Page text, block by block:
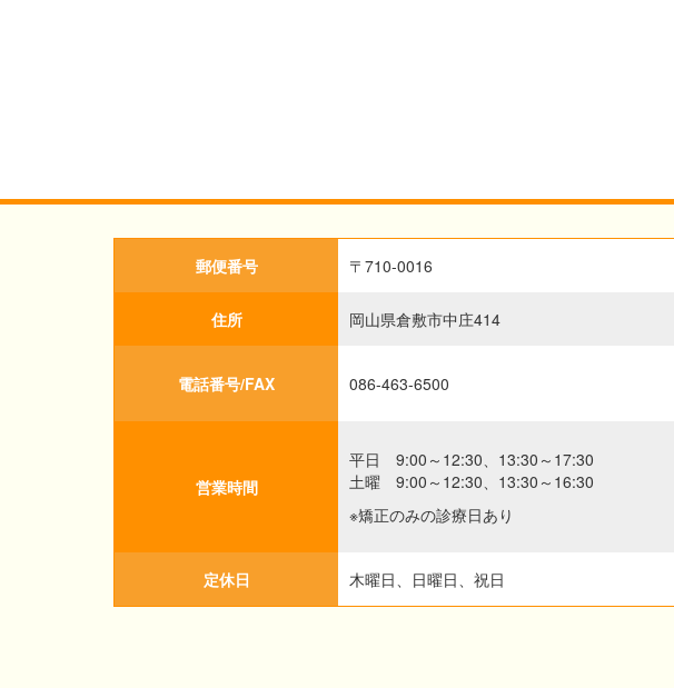
郵便番号 〒710-0016
住所 岡山県倉敷市中庄414
電話番号/FAX 086-463-6500
営業時間
平日 9:00～12:30、13:30～17:30
土曜 9:00～12:30、13:30～16:30
※矯正のみの診療日あり
定休日 木曜日、日曜日、祝日